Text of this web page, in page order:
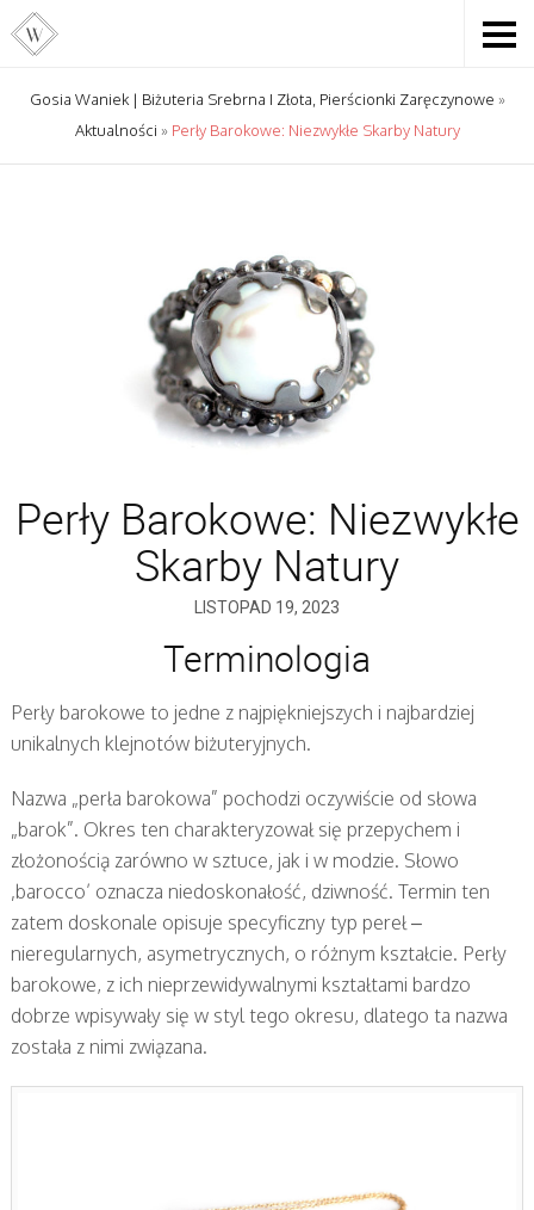
Gosia Waniek | Biżuteria Srebrna I Złota, Pierścionki Zaręczynowe »
Aktualności » Perły Barokowe: Niezwykłe Skarby Natury
Perły Barokowe: Niezwykłe
Skarby Natury
LISTOPAD 19, 2023
Terminologia
Perły barokowe to jedne z najpiękniejszych i najbardziej
unikalnych klejnotów biżuteryjnych.
Nazwa „perła barokowa” pochodzi oczywiście od słowa
„barok”. Okres ten charakteryzował się przepychem i
złożonością zarówno w sztuce, jak i w modzie. Słowo
‚barocco’ oznacza niedoskonałość, dziwność. Termin ten
zatem doskonale opisuje specyficzny typ pereł –
nieregularnych, asymetrycznych, o różnym kształcie. Perły
barokowe, z ich nieprzewidywalnymi kształtami bardzo
dobrze wpisywały się w styl tego okresu, dlatego ta nazwa
została z nimi związana.